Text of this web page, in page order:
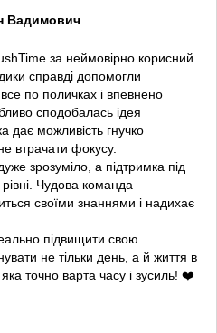
Вадимович
за неймовірно корисний
справді допомогли
по поличках і впевнено
сподобалась ідея
дає можливість гнучко
втрачати фокусу.
зрозуміло, а підтримка під
Чудова команда
своїми знаннями і надихає
підвищити свою
не тільки день, а й життя в
точно варта часу і зусиль! ❤️